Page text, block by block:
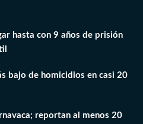
hasta con 9 años de prisión
bajo de homicidios en casi 20
reportan al menos 20